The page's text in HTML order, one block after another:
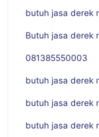
butuh jasa derek
Butuh jasa derek
081385550003
butuh jasa derek
butuh jasa derek
butuh jasa derek